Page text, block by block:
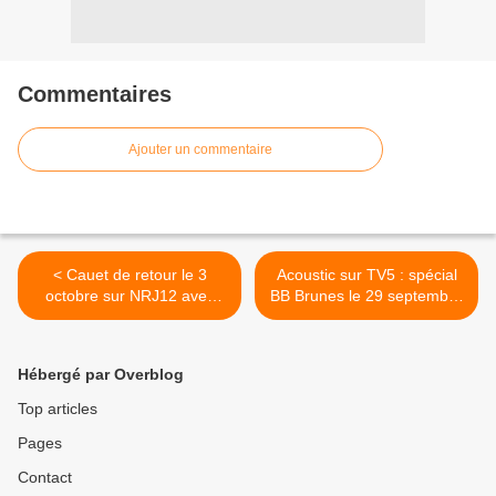
Commentaires
Ajouter un commentaire
< Cauet de retour le 3
octobre sur NRJ12 avec
Selena Gomez, Ayem,
Acoustic sur TV5 : spécial
BB Brunes le 29 septembre
(nouvel album). >
Hébergé par Overblog
Top articles
Pages
Contact